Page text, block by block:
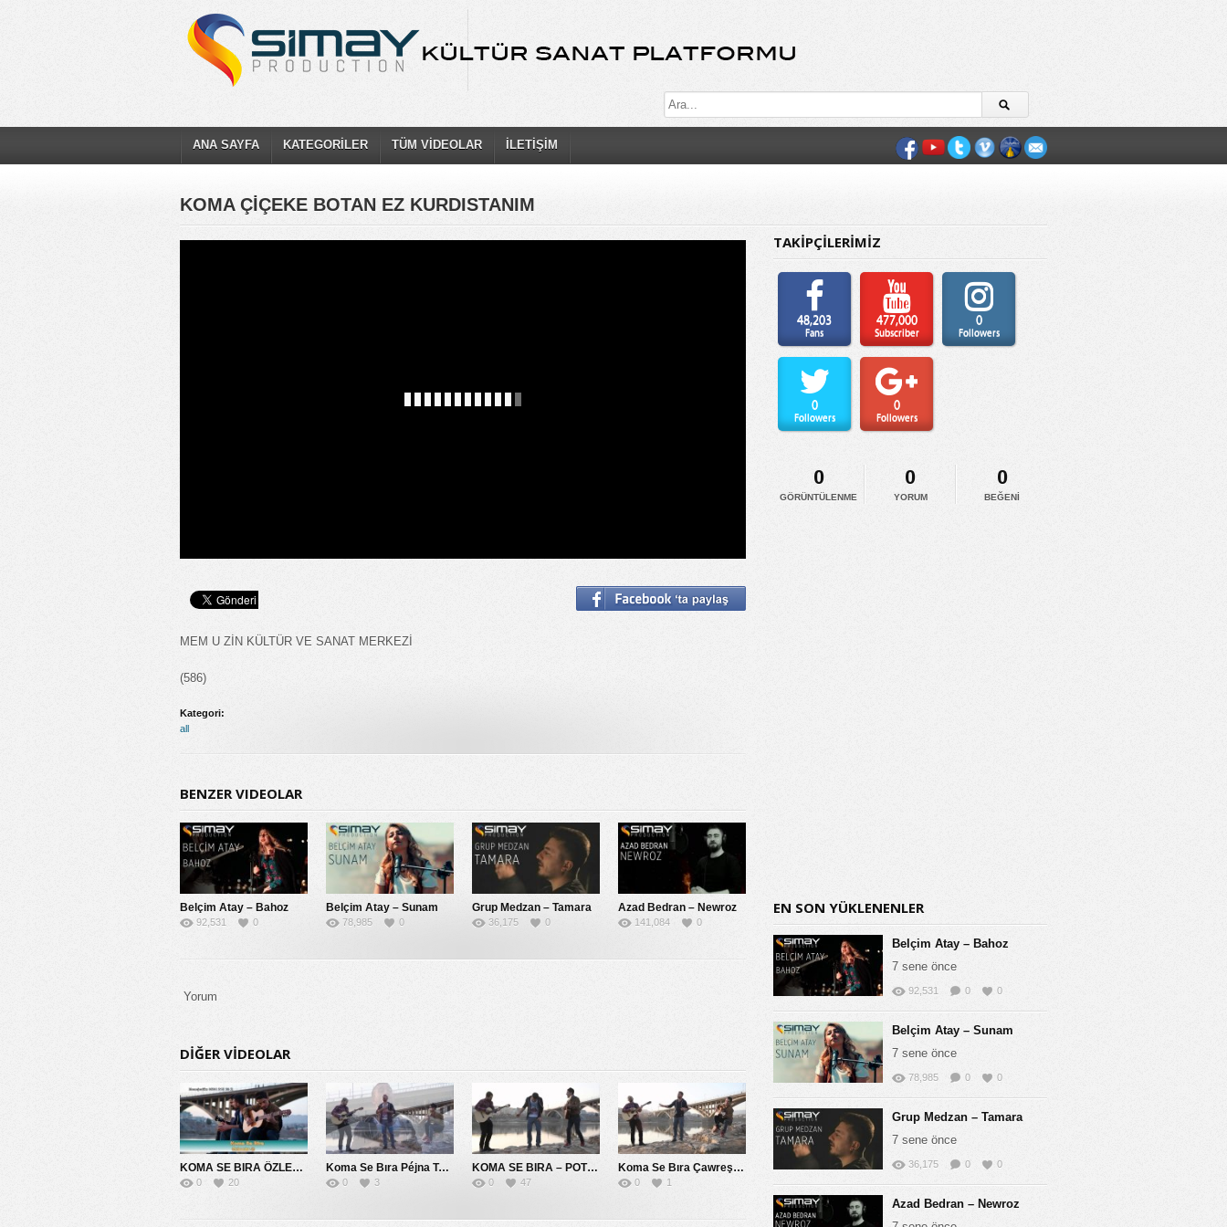
ANA SAYFA KATEGORİLER TÜM VİDEOLAR İLETİŞİM
KOMA ÇİÇEKE BOTAN EZ KURDISTANIM
MEM U ZİN KÜLTÜR VE SANAT MERKEZİ
(586)
Kategori:
all
BENZER VIDEOLAR
Belçim Atay – Bahoz
92,531 0
Belçim Atay – Sunam
78,985 0
Grup Medzan – Tamara
36,175 0
Azad Bedran – Newroz
141,084 0
Yorum
DIĞER VIDEOLAR
KOMA SE BIRA ÖZLEMİM SANA 2014
0 20
Koma Se Bıra Péjna Te Naye
0 3
KOMA SE BIRA – POTPORİ 2014
0 47
Koma Se Bıra Çawreşamın
0 1
TAKİPÇİLERİMİZ
48,203
Fans
477,000
Subscriber
0
Followers
0
Followers
0
Followers
0
GÖRÜNTÜLENME
0
YORUM
0
BEĞENI
EN SON YÜKLENENLER
Belçim Atay – Bahoz
7 sene önce
92,531 0 0
Belçim Atay – Sunam
7 sene önce
78,985 0 0
Grup Medzan – Tamara
7 sene önce
36,175 0 0
Azad Bedran – Newroz